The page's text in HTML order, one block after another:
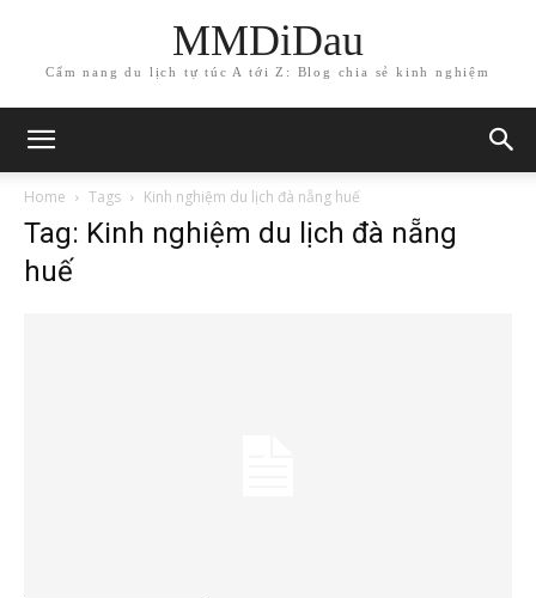
MMDiDau
Cẩm nang du lịch tự túc A tới Z: Blog chia sẻ kinh nghiệm
Home Tags Kinh nghiệm du lịch đà nẵng huế
Tag: Kinh nghiệm du lịch đà nẵng
huế